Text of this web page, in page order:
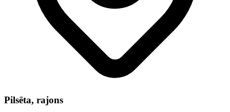
Pilsēta, rajons